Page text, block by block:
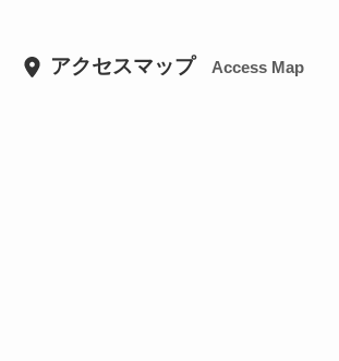
アクセスマップ Access Map